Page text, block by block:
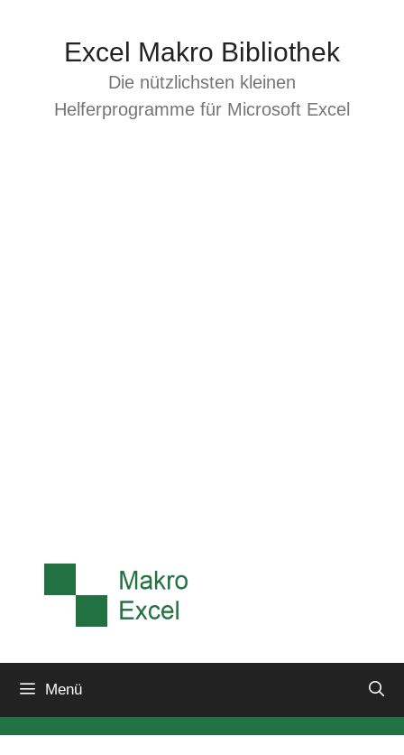
Excel Makro Bibliothek
Die nützlichsten kleinen
Helferprogramme für Microsoft Excel
Menü